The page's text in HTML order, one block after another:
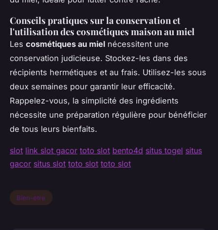
Conseils pratiques sur la conservation et
l'utilisation des cosmétiques maison au miel
Les cosmétiques au miel nécessitent une
conservation judicieuse. Stockez-les dans des
récipients hermétiques et au frais. Utilisez-les sous
deux semaines pour garantir leur efficacité.
Rappelez-vous, la simplicité des ingrédients
nécessite une préparation régulière pour bénéficier
de tous leurs bienfaits.
slot link slot gacor toto slot bento4d situs togel situs
gacor situs slot toto slot toto slot
Bien-etre